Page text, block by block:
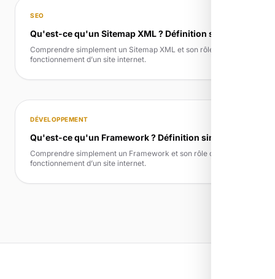
SEO
Qu'est-ce qu'un Sitemap XML ? Définition simple
Comprendre simplement un Sitemap XML et son rôle dans le
fonctionnement d’un site internet.
DÉVELOPPEMENT
Qu'est-ce qu'un Framework ? Définition simple
Comprendre simplement un Framework et son rôle dans le
fonctionnement d’un site internet.